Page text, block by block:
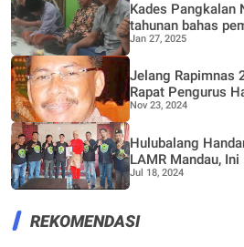
Kades Pangkalan
tahunan bahas
Ridwan dan
Dusun II
Jan 27, 2025
Jelang Rapimnas
Rapat Pengurus
Nov 23, 2024
Hulubalang
LAMR Mandau,
Rosidi
Jul 18, 2024
REKOMENDASI